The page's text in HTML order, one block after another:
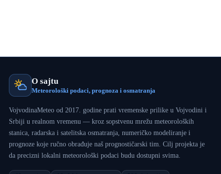
O sajtu
Meteorološki podaci, prognoza i osmatranja
VojvodinaMeteo od 2017. godine prati vremenske prilike u Vojvodini i
Srbiji u realnom vremenu — kroz sopstvenu mrežu meteoroloških
stanica, radarska i satelitska osmatranja, numeričko modeliranje i
prognoze koje ručno obrađuje naš prognostičarski tim. Cilj projekta je
da precizni lokalni meteorološki podaci budu dostupni svima.